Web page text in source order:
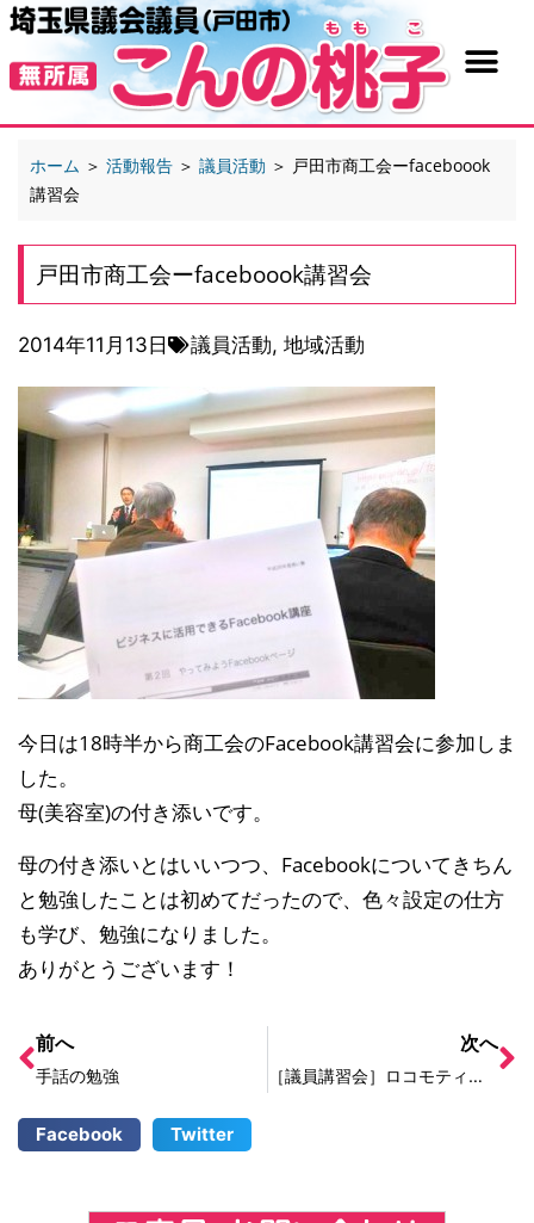
ホーム ＞ 活動報告 ＞ 議員活動 ＞ 戸田市商工会ーfaceboook
講習会
戸田市商工会ーfaceboook講習会
2014年11月13日 議員活動, 地域活動
今日は18時半から商工会のFacebook講習会に参加しま
した。
母(美容室)の付き添いです。
母の付き添いとはいいつつ、Facebookについてきちん
と勉強したことは初めてだったので、色々設定の仕方
も学び、勉強になりました。
ありがとうございます！
前へ
手話の勉強
次へ
［議員講習会］ロコモティブシンドローム
Facebook Twitter